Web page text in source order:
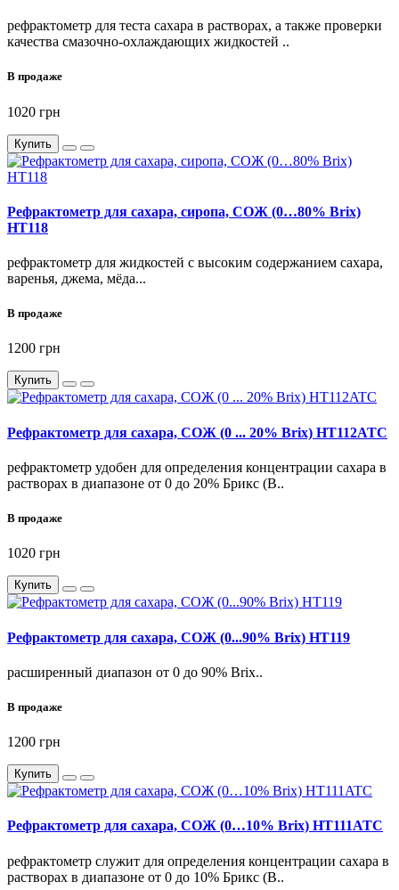
рефрактометр для теста сахара в растворах, а также проверки
качества смазочно-охлаждающих жидкостей ..
В продаже
1020 грн
Купить
Рефрактометр для сахара, сиропа, СОЖ (0…80% Brix)
HT118
рефрактометр для жидкостей с высоким содержанием сахара,
варенья, джема, мёда...
В продаже
1200 грн
Купить
Рефрактометр для сахара, СОЖ (0 ... 20% Brix) HT112ATC
рефрактометр удобен для определения концентрации сахара в
растворах в диапазоне от 0 до 20% Брикс (B..
В продаже
1020 грн
Купить
Рефрактометр для сахара, СОЖ (0...90% Brix) HT119
расширенный диапазон от 0 до 90% Brix..
В продаже
1200 грн
Купить
Рефрактометр для сахара, СОЖ (0…10% Brix) HT111ATC
рефрактометр служит для определения концентрации сахара в
растворах в диапазоне от 0 до 10% Брикс (B..